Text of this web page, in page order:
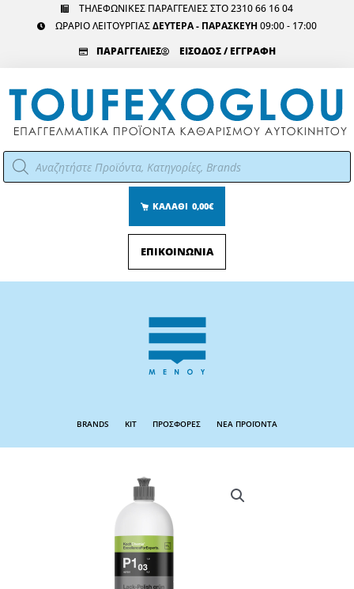
ΤΗΛΕΦΩΝΙΚΕΣ ΠΑΡΑΓΓΕΛΙΕΣ ΣΤΟ 2310 66 16 04
ΩΡΑΡΙΟ ΛΕΙΤΟΥΡΓΙΑΣΔΕΥΤΕΡΑ - ΠΑΡΑΣΚΕΥΗ 09:00 - 17:00
ΠΑΡΑΓΓΕΛΙΕΣ
ΕΙΣΟΔΟΣ / ΕΓΓΡΑΦΗ
Αναζήτηση
προϊόντων
ΚΑΛΑΘΙ 0,00€
ΕΠΙΚΟΙΝΩΝΙΑ
Menu
BRANDS KIT ΠΡΟΣΦΟΡΕΣ ΝΕΑ ΠΡΟΪΟΝΤΑ